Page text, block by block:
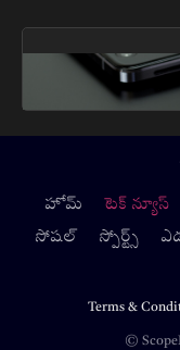
హోమ్ టెక్ న్యూస్
సోషల్ స్పోర్ట్స్
Terms &
©